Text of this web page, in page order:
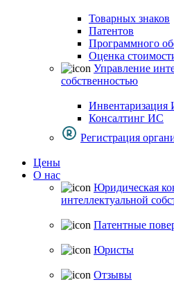
Товарных знаков
Патентов
Программного
Оценка
Управление
собственностью
Инвентаризация
Консалтинг ИС
Регистрация
Цены
О нас
Юридическая
интеллектуальной
Патентные
Юристы
Отзывы